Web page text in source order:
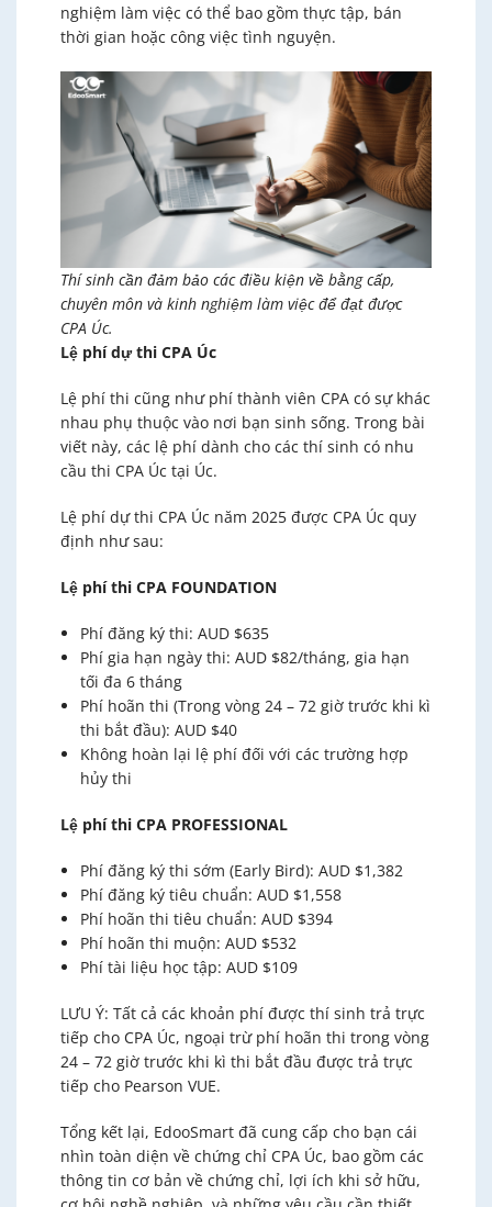
nghiệm làm việc có thể bao gồm thực tập, bán
thời gian hoặc công việc tình nguyện.
Thí sinh cần đảm bảo các điều kiện về bằng cấp,
chuyên môn và kinh nghiệm làm việc để đạt được
CPA Úc.
Lệ phí dự thi CPA Úc
Lệ phí thi cũng như phí thành viên CPA có sự khác
nhau phụ thuộc vào nơi bạn sinh sống. Trong bài
viết này, các lệ phí dành cho các thí sinh có nhu
cầu thi CPA Úc tại Úc.
Lệ phí dự thi CPA Úc năm 2025 được CPA Úc quy
định như sau:
Lệ phí thi CPA FOUNDATION
Phí đăng ký thi: AUD $635
Phí gia hạn ngày thi: AUD $82/tháng, gia hạn
tối đa 6 tháng
Phí hoãn thi (Trong vòng 24 – 72 giờ trước khi kì
thi bắt đầu): AUD $40
Không hoàn lại lệ phí đối với các trường hợp
hủy thi
Lệ phí thi CPA PROFESSIONAL
Phí đăng ký thi sớm (Early Bird): AUD $1,382
Phí đăng ký tiêu chuẩn: AUD $1,558
Phí hoãn thi tiêu chuẩn: AUD $394
Phí hoãn thi muộn: AUD $532
Phí tài liệu học tập: AUD $109
LƯU Ý: Tất cả các khoản phí được thí sinh trả trực
tiếp cho CPA Úc, ngoại trừ phí hoãn thi trong vòng
24 – 72 giờ trước khi kì thi bắt đầu được trả trực
tiếp cho Pearson VUE.
Tổng kết lại, EdooSmart đã cung cấp cho bạn cái
nhìn toàn diện về chứng chỉ CPA Úc, bao gồm các
thông tin cơ bản về chứng chỉ, lợi ích khi sở hữu,